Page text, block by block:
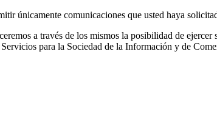
únicamente comunicaciones que usted haya
a través de los mismos la posibilidad de
para la Sociedad de la Información y de